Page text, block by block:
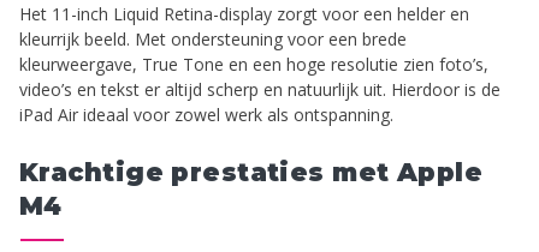
Het 11-inch Liquid Retina-display zorgt voor een helder en
kleurrijk beeld. Met ondersteuning voor een brede
kleurweergave, True Tone en een hoge resolutie zien foto’s,
video’s en tekst er altijd scherp en natuurlijk uit. Hierdoor is de
iPad Air ideaal voor zowel werk als ontspanning.
Krachtige prestaties met Apple
M4